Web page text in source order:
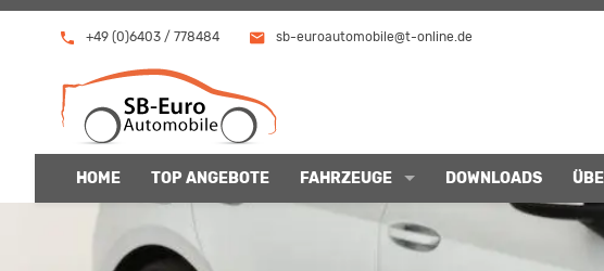
+49 (0)6403 / 778484 sb-euroautomobile@t-online.de
HOME TOP ANGEBOTE FAHRZEUGE DOWNLOADS